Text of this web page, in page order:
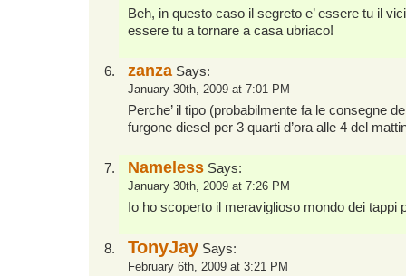
Beh, in questo caso il segreto e’ essere tu il
essere tu a tornare a casa ubriaco!
zanza Says:
January 30th, 2009 at 7:01 PM
Perche’ il tipo (probabilmente fa le consegne
furgone diesel per 3 quarti d’ora alle 4 del
Nameless Says:
January 30th, 2009 at 7:26 PM
Io ho scoperto il meraviglioso mondo dei
TonyJay Says:
February 6th, 2009 at 3:21 PM